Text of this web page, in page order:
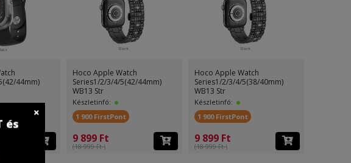
44mm)
Hoco Apple Watch
Series1/2/3/4/5(42/44mm)
WB13 Str
Készletinfó:
1 900 FirstPont
9 899 Ft
(18 999 Ft )
Hoco Apple Watch
Series1/2/3/4/5(38/40mm)
WB13 Str
Készletinfó:
1 900 FirstPont
9 899 Ft
(18 999 Ft )
és